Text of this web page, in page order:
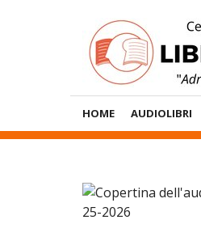
Menù
Principale
HOME AUDIOLIBRI